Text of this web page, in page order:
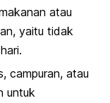
atau
yaitu tidak
campuran, atau
untuk